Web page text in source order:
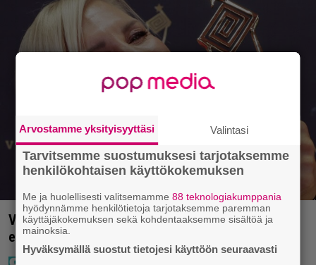
Vappu Pimiästä tuli miljoonikko – eikä yksi milli
edes riitä, näin se tapahtui
Arvostamme yksityisyyttäsi Valintasi
Tarvitsemme suostumuksesi tarjotaksemme
henkilökohtaisen käyttökokemuksen
Me ja huolellisesti valitsemamme88 teknologiakumppania
hyödynnämme henkilötietoja tarjotaksemme paremman
käyttäjäkokemuksen sekä kohdentaaksemme sisältöä ja
mainoksia.
Hyväksymällä suostut tietojesi käyttöön seuraavasti